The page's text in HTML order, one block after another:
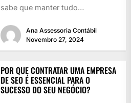
sabe que manter tudo
pratos...Ana Assessoria Contábil
Novembro 27, 2024
POR QUE CONTRATAR UMA EMPRESA
DE SEO É ESSENCIAL PARA O
SUCESSO DO SEU NEGÓCIO?